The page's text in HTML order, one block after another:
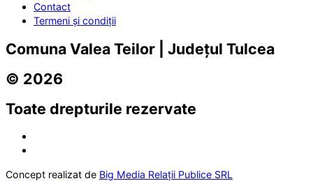
Contact
Termeni și condiții
Comuna Valea Teilor | Județul Tulcea
© 2026
Toate drepturile rezervate
Concept realizat de Big Media Relații Publice SRL